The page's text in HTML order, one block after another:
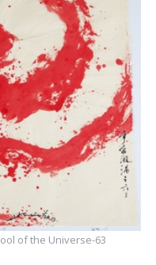
of the Universe-63